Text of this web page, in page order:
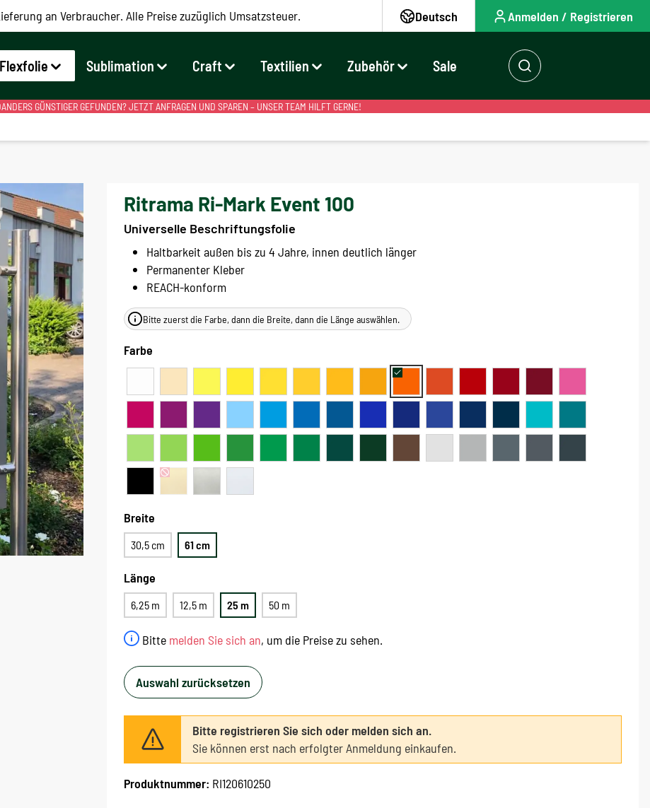
an Verbraucher. Alle Preise zuzüglich Umsatzsteuer. Deutsch Anmelden / Registrieren
Sublimation Craft Textilien Zubehör Sale
GÜNSTIGER GEFUNDEN? JETZT ANFRAGEN UND SPAREN – UNSER TEAM HILFT GERNE!
Ritrama Ri-Mark Event 100
Universelle Beschriftungsfolie
Haltbarkeit außen bis zu 4 Jahre, innen deutlich länger
Permanenter Kleber
REACH-konform
Bitte melden Sie sich an, um die Preise zu sehen.
Bitte zuerst die Farbe, dann die Breite, dann die Länge auswählen.
Farbe
Breite
30,5 cm 61 cm
Länge
6,25 m 12,5 m 25 m 50 m
Auswahl zurücksetzen
Bitte registrieren Sie sich oder melden sich an.
Sie können erst nach erfolgter Anmeldung einkaufen.
Produktnummer: RI120610250